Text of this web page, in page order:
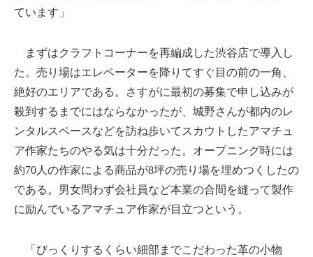
ています」
まずはクラフトコーナーを再編成した渋谷店で導入し
た。売り場はエレベーターを降りてすぐ目の前の一角、
絶好のエリアである。さすがに最初の募集で申し込みが
殺到するまでにはならなかったが、城野さんが都内のレ
ンタルスペースなどを訪ね歩いてスカウトしたアマチュ
ア作家たちのやる気は十分だった。オープニング時には
約70人の作家による商品が8坪の売り場を埋めつくしたの
である。男女問わず会社員など本業の合間を縫って製作
に励んでいるアマチュア作家が目立つという。
「びっくりするくらい細部までこだわった革の小物